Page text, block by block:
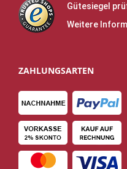
Gütesiegel
Weitere
ZAHLUNGSARTEN